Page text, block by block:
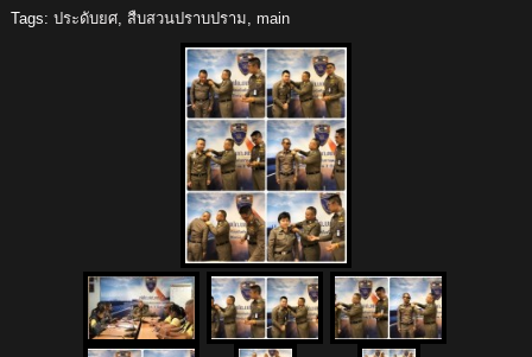
Tags: ประดับยศ, สืบสวนปราบปราม, main